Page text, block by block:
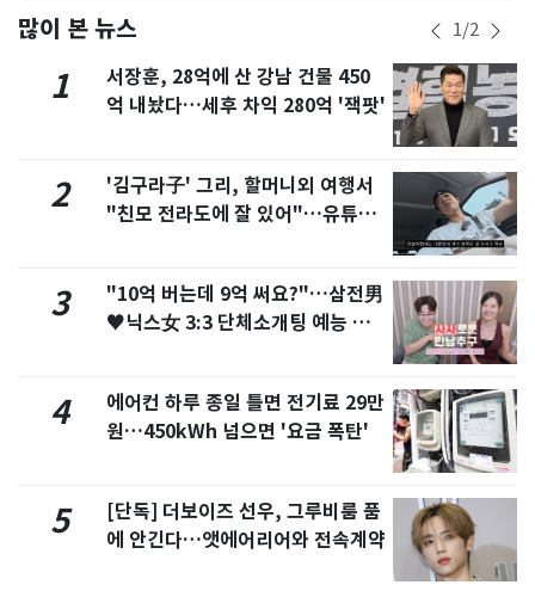
많이 본 뉴스 1/2
1
서장훈, 28억에 산 강남 건물 450
억 내놨다…세후 차익 280억 '잭팟'
2
'김구라子' 그리, 할머니외 여행서
"친모 전라도에 잘 있어"…유튜브
3
"10억 버는데 9억 써요?"…삼전男
♥닉스女 3:3 단체소개팅 예능 화
4
에어컨 하루 종일 틀면 전기료 29만
원…450kWh 넘으면 '요금 폭탄'
5
[단독] 더보이즈 선우, 그루비룸 품
에 안긴다…앳에어리어와 전속계약